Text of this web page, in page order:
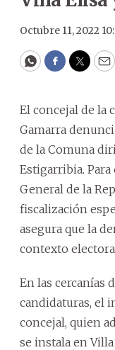
Octubre 11, 2022
WhatsApp
Facebook
El concejal de la
Gamarra
de la Comuna
Estigarribia.
General de la
fiscalización
asegura que la
contexto
En las cercanías
candidaturas, el
concejal, quien
se instala en